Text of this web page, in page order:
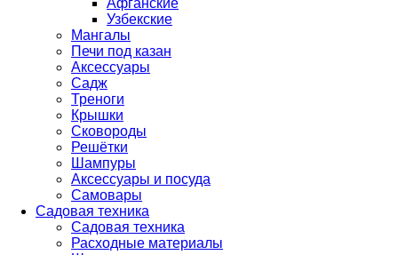
Афганские
Узбекские
Мангалы
Печи под казан
Аксессуары
Садж
Треноги
Крышки
Сковороды
Решётки
Шампуры
Аксессуары и посуда
Самовары
Садовая техника
Садовая техника
Расходные материалы